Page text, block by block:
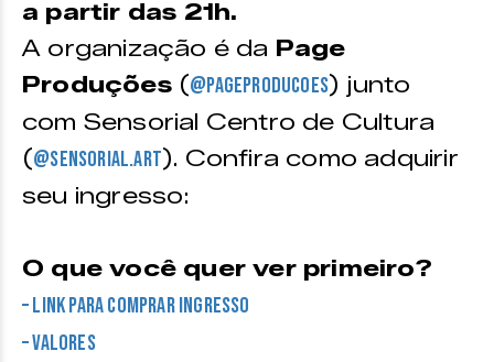
400 (INTEIRA)
[APENAS 12/05]Plateia B Direita –
380 (INTEIRA) | R$ 190 (MEIA-
Plateia B Esquerda –R$
380 (INTEIRA) | R$ 190 (MEIA-
ENTRADA IDOSO)
a partir das 21h.
A organização é da Page
Produções (@pageproducoes) junto
com Sensorial Centro de Cultura
(@sensorial.art). Confira como adquirir
seu ingresso:
O que você quer ver primeiro?
– Link para comprar ingresso
– Valores